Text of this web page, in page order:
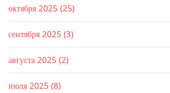
октября 2025 (25)
сентября 2025 (3)
августа 2025 (2)
июля 2025 (8)